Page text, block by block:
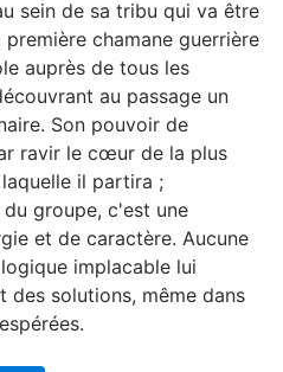
sein de sa tribu qui va être
chamane guerrière
auprès de tous les
au passage un
Son pouvoir de
ravir le cœur de la plus
il partira ;
du groupe, c'est une
et de caractère. Aucune
implacable lui
solutions, même dans